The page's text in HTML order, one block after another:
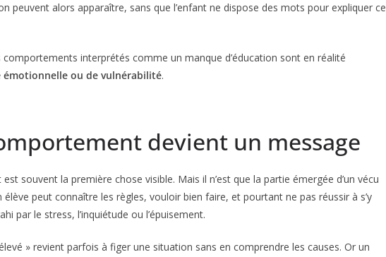
peuvent alors apparaître, sans que l’enfant ne dispose des mots pour expliquer ce
interprétés comme un manque d’éducation sont en réalité
émotionnelle ou de vulnérabilité.
devient un message
souvent la première chose visible. Mais il n’est que la partie émergée d’un vécu
peut connaître les règles, vouloir bien faire, et pourtant ne pas réussir à s’y
par le stress, l’inquiétude ou l’épuisement.
» revient parfois à figer une situation sans en comprendre les causes. Or un